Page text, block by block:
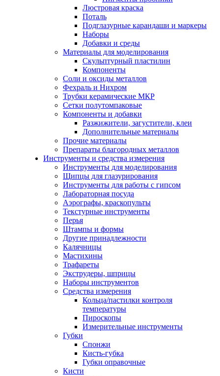
Люстровая краска
Поталь
Подглазурные карандаши и маркеры
Наборы
Добавки и среды
Материалы для моделирования
Скульптурный пластилин
Компоненты
Соли и оксиды металлов
Фехраль и Нихром
Трубки керамические МКР
Сетки полутомпаковые
Компоненты и добавки
Разжижители, загустители, клеи
Дополнительные материалы
Прочие материалы
Препараты благородных металлов
Инструменты и средства измерения
Инструменты для моделирования
Щипцы для глазурирования
Инструменты для работы с гипсом
Лабораторная посуда
Аэрографы, краскопульты
Текстурные инструменты
Перья
Штампы и формы
Другие принадлежности
Калячницы
Мастихины
Трафареты
Экструдеры, шприцы
Наборы инструментов
Средства измерения
Кольца/пастилки контроля
температуры
Пироскопы
Измерительные инструменты
Губки
Спонжи
Кисть-губка
Губки оправочные
Кисти